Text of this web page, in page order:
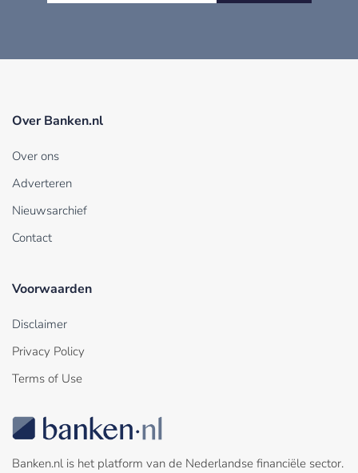
Over Banken.nl
Over ons
Adverteren
Nieuwsarchief
Contact
Voorwaarden
Disclaimer
Privacy Policy
Terms of Use
Banken.nl is het platform van de Nederlandse financiële sector.